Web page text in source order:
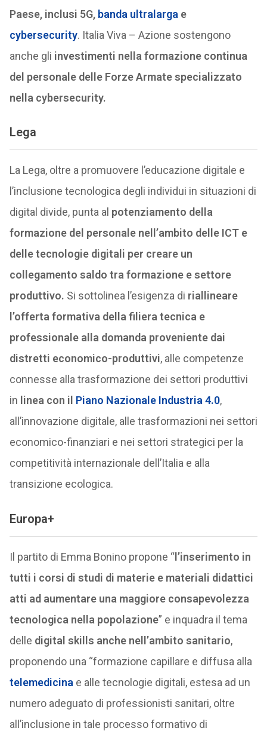
Paese, inclusi 5G, banda ultralarga e
cybersecurity. Italia Viva – Azione sostengono
anche gli investimenti nella formazione continua
del personale delle Forze Armate specializzato
nella cybersecurity.
Lega
La Lega, oltre a promuovere l’educazione digitale e
l’inclusione tecnologica degli individui in situazioni di
digital divide, punta al potenziamento della
formazione del personale nell’ambito delle ICT e
delle tecnologie digitali per creare un
collegamento saldo tra formazione e settore
produttivo. Si sottolinea l’esigenza di riallineare
l’offerta formativa della filiera tecnica e
professionale alla domanda proveniente dai
distretti economico-produttivi, alle competenze
connesse alla trasformazione dei settori produttivi
in linea con il Piano Nazionale Industria 4.0,
all’innovazione digitale, alle trasformazioni nei settori
economico-finanziari e nei settori strategici per la
competitività internazionale dell’Italia e alla
transizione ecologica.
Europa+
Il partito di Emma Bonino propone “l’inserimento in
tutti i corsi di studi di materie e materiali didattici
atti ad aumentare una maggiore consapevolezza
tecnologica nella popolazione” e inquadra il tema
delle digital skills anche nell’ambito sanitario,
proponendo una “formazione capillare e diffusa alla
telemedicina e alle tecnologie digitali, estesa ad un
numero adeguato di professionisti sanitari, oltre
all’inclusione in tale processo formativo di